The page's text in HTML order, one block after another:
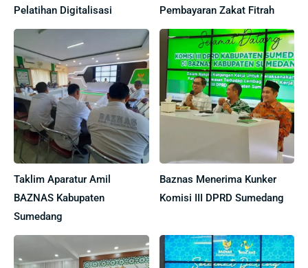
Pelatihan Digitalisasi
Pembayaran Zakat Fitrah
Taklim Aparatur Amil
BAZNAS Kabupaten
Sumedang
Baznas Menerima Kunker
Komisi III DPRD Sumedang